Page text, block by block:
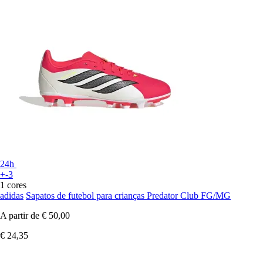
24h
+-3
1 cores
adidas Sapatos de futebol para crianças Predator Club FG/MG
A partir de € 50,00
€ 24,35